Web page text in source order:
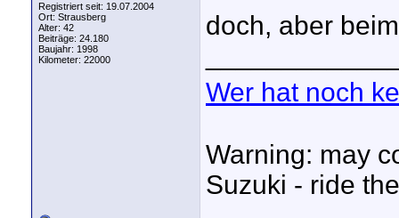
Registriert seit: 19.07.2004
Ort: Strausberg
Alter: 42
Beiträge: 24.180
Baujahr: 1998
Kilometer: 22000
doch, aber
Wer hat noch
Warning: may
Suzuki - ride